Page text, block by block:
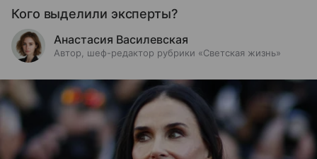
Кого выделили эксперты?
Анастасия Василевская
Автор, шеф-редактор рубрики «Светская жизнь»